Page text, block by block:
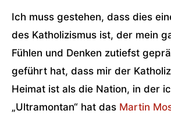
Ich muss gestehen, dass dies
des Katholizismus ist, der mein
Fühlen und Denken zutiefst
geführt hat, dass mir der
Heimat ist als die Nation, in der
„Ultramontan“ hat das Martin